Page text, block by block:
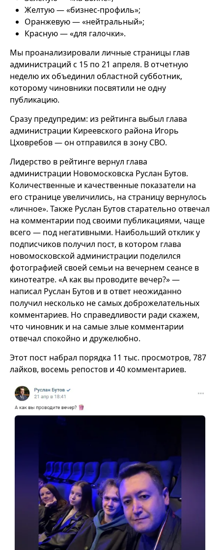
Желтую — «бизнес-профиль»;
Оранжевую — «нейтральный»;
Красную — «для галочки».
Мы проанализировали личные страницы глав
администраций с 15 по 21 апреля. В отчетную
неделю их объединил областной субботник,
которому чиновники посвятили не одну
публикацию.
Сразу предупредим: из рейтинга выбыл глава
администрации Киреевского района Игорь
Цховребов — он отправился в зону СВО.
Лидерство в рейтинге вернул глава
администрации Новомосковска Руслан Бутов.
Количественные и качественные показатели на
его странице увеличились, на страницу вернулось
«личное». Также Руслан Бутов старательно отвечал
на комментарии под своими публикациями, чаще
всего — под негативными. Наибольший отклик у
подписчиков получил пост, в котором глава
новомосковской администрации поделился
фотографией своей семьи на вечернем сеансе в
кинотеатре. «А как вы проводите вечер?» —
написал Руслан Бутов и в ответ неожиданно
получил несколько не самых доброжелательных
комментариев. Но справедливости ради скажем,
что чиновник и на самые злые комментарии
отвечал спокойно и дружелюбно.
Этот пост набрал порядка 11 тыс. просмотров, 787
лайков, восемь репостов и 40 комментариев.